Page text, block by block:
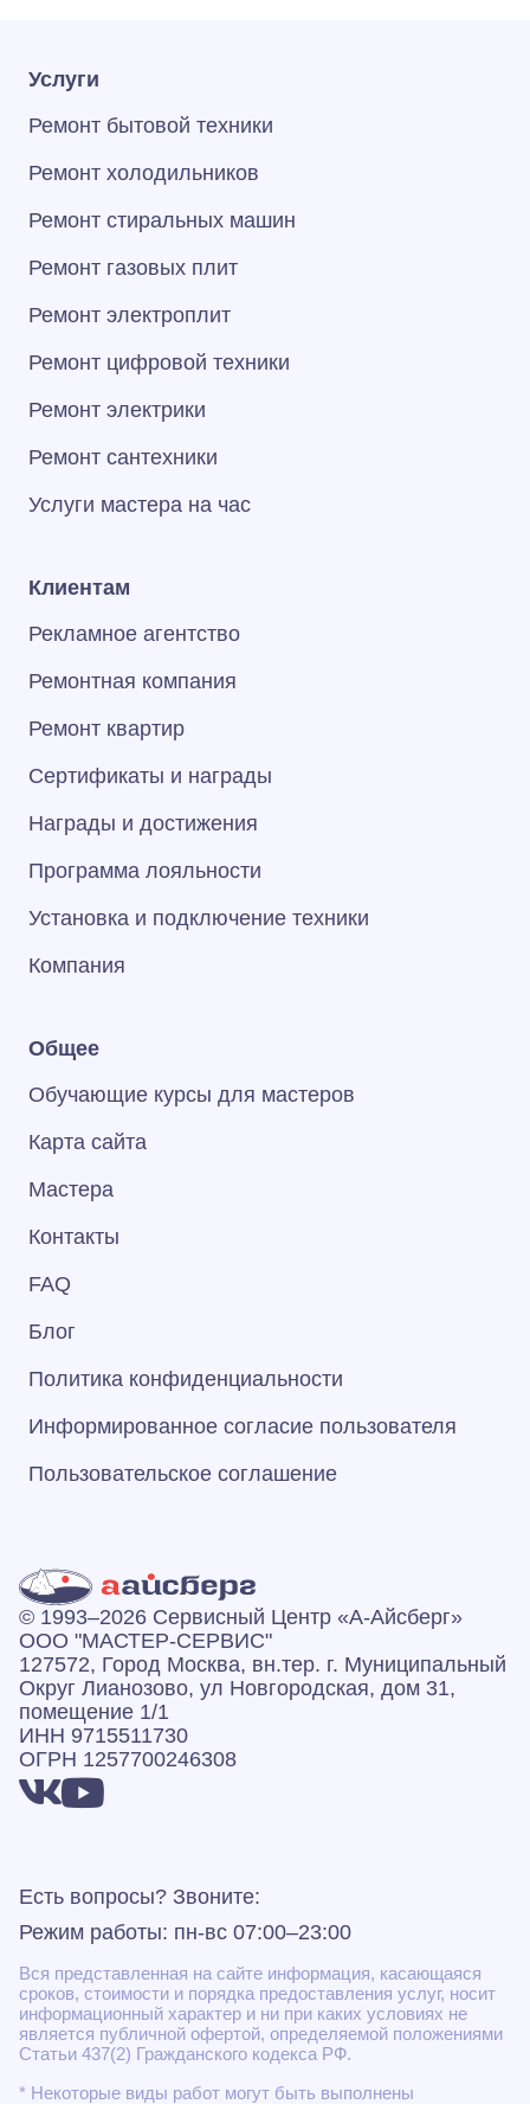
Услуги
Ремонт бытовой техники
Ремонт холодильников
Ремонт стиральных машин
Ремонт газовых плит
Ремонт электроплит
Ремонт цифровой техники
Ремонт электрики
Ремонт сантехники
Услуги мастера на час
Клиентам
Рекламное агентство
Ремонтная компания
Ремонт квартир
Сертификаты и награды
Награды и достижения
Программа лояльности
Установка и подключение техники
Компания
Общее
Обучающие курсы для мастеров
Карта сайта
Мастера
Контакты
FAQ
Блог
Политика конфиденциальности
Информированное согласие пользователя
Пользовательское соглашение
© 1993–2026 Сервисный Центр «А‑Айсберг»
ООО "МАСТЕР-СЕРВИС"
127572, Город Москва, вн.тер. г. Муниципальный
Округ Лианозово, ул Новгородская, дом 31,
помещение 1/1
ИНН 9715511730
ОГРН 1257700246308
Есть вопросы? Звоните:
Режим работы: пн-вс 07:00–23:00
Вся представленная на сайте информация, касающаяся
сроков, стоимости и порядка предоставления услуг, носит
информационный характер и ни при каких условиях не
является публичной офертой, определяемой положениями
Статьи 437(2) Гражданского кодекса РФ.
* Некоторые виды работ могут быть выполнены